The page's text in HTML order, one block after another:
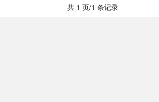
共 1 页/1 条记录